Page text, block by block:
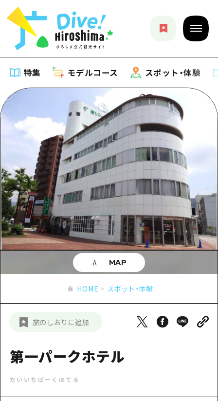
特集 モデルコース スポット・体験
特集
特集一覧
おすすめ
アート
イベント・祭り
グルメ・酒
サイクリング
ショッピング
スポーツ
ナイトライフ
定番
モデルコース
モデルコース一覧
Dive! Hiroshima 公式ガイド
広島もしもトラベル
あたらしい非日常
広島市周辺
安芸
備北
芸北
山口県東部
弾丸
スポット・体験
スポット・体験一覧
広島市周辺
安芸
備後
備北
芸北
山口県東部
愛媛県
イベント
旬情報
お役立ち情報
お役立ち情報一覧
アクセス
お得な周遊チケット
新着情報
事業者・学校関係者の皆さま
HOME スポット・体験
旅のしおりに追加
第一パークホテル
だいいちぱーくほてる
MAP